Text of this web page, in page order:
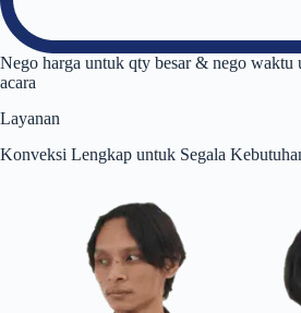
Nego harga untuk qty besar & nego waktu
acara
Layanan
Konveksi Lengkap untuk Segala